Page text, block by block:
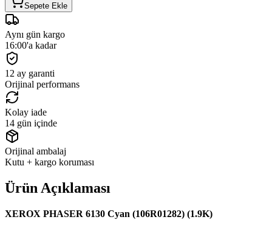
Sepete Ekle
Aynı gün kargo
16:00'a kadar
12 ay garanti
Orijinal performans
Kolay iade
14 gün içinde
Orijinal ambalaj
Kutu + kargo koruması
Ürün Açıklaması
XEROX PHASER 6130 Cyan (106R01282) (1.9K)